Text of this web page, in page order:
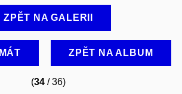
ZPĚT NA GALERII
ZPĚT NA ALBUM
(34 / 36)